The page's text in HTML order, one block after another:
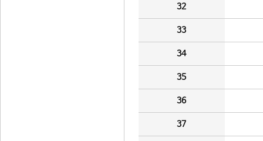
32
33
34
35
36
37